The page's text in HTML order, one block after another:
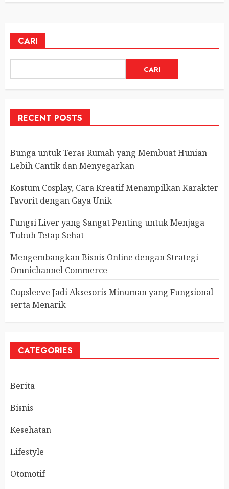
CARI
CARI
RECENT POSTS
Bunga untuk Teras Rumah yang Membuat Hunian
Lebih Cantik dan Menyegarkan
Kostum Cosplay, Cara Kreatif Menampilkan Karakter
Favorit dengan Gaya Unik
Fungsi Liver yang Sangat Penting untuk Menjaga
Tubuh Tetap Sehat
Mengembangkan Bisnis Online dengan Strategi
Omnichannel Commerce
Cupsleeve Jadi Aksesoris Minuman yang Fungsional
serta Menarik
CATEGORIES
Berita
Bisnis
Kesehatan
Lifestyle
Otomotif